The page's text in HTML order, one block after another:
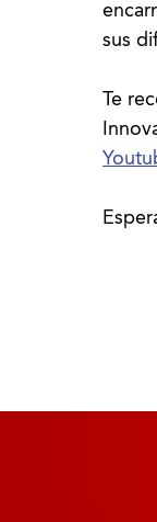
sus
Te